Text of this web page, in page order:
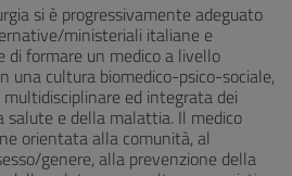
si è progressivamente adeguato
ministeriali italiane e
di formare un medico a livello
una cultura biomedico-psico-sociale,
ed integrata dei
salute e della malattia. Il medico
orientata alla comunità, al
genere, alla prevenzione della